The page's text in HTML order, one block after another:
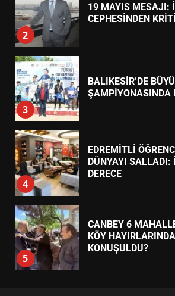
2
19 MAYIS MESAJI:
CEPHESİNDEN
3
BALIKESİR’DE
ŞAMPİYONASINDA
4
EDREMİTLİ
DÜNYAYI SALLADI:
DERECE
5
CANBEY 6
KÖY
KONUŞULDU?